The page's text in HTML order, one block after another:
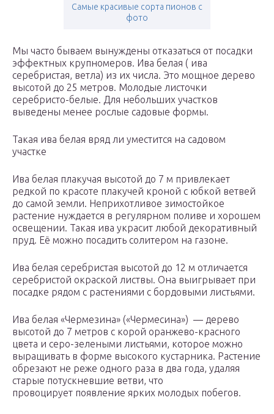
Самые красивые сорта пионов с
фото
Мы часто бываем вынуждены отказаться от посадки
эффектных крупномеров. Ива белая ( ива
серебристая, ветла) из их числа. Это мощное дерево
высотой до 25 метров. Молодые листочки
серебристо-белые. Для небольших участков
выведены менее рослые садовые формы.
Такая ива белая вряд ли уместится на садовом
участке
Ива белая плакучая высотой до 7 м привлекает
редкой по красоте плакучей кроной с юбкой ветвей
до самой земли. Неприхотливое зимостойкое
растение нуждается в регулярном поливе и хорошем
освещении. Такая ива украсит любой декоративный
пруд. Её можно посадить солитером на газоне.
Ива белая серебристая высотой до 12 м отличается
серебристой окраской листвы. Она выигрывает при
посадке рядом с растениями с бордовыми листьями.
Ива белая «Чермезина» («Чермесина») — дерево
высотой до 7 метров с корой оранжево-красного
цвета и серо-зелеными листьями, которое можно
выращивать в форме высокого кустарника. Растение
обрезают не реже одного раза в два года, удаляя
старые потускневшие ветви, что
провоцирует появление ярких молодых побегов.